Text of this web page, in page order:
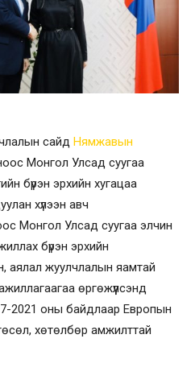
сайд Нямжавын
Монгол Улсад суугаа
бүрэн эрхийн хугацаа
хүлээн авч
Монгол Улсад суугаа элчин
бүрэн эрхийн
аялал жуулчлалын яамтай
өргөжүүлсэнд
2021 оны байдлаар Европын
хөтөлбөр амжилттай